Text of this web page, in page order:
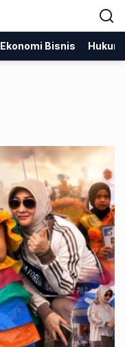
Ekonomi Bisnis Hukum